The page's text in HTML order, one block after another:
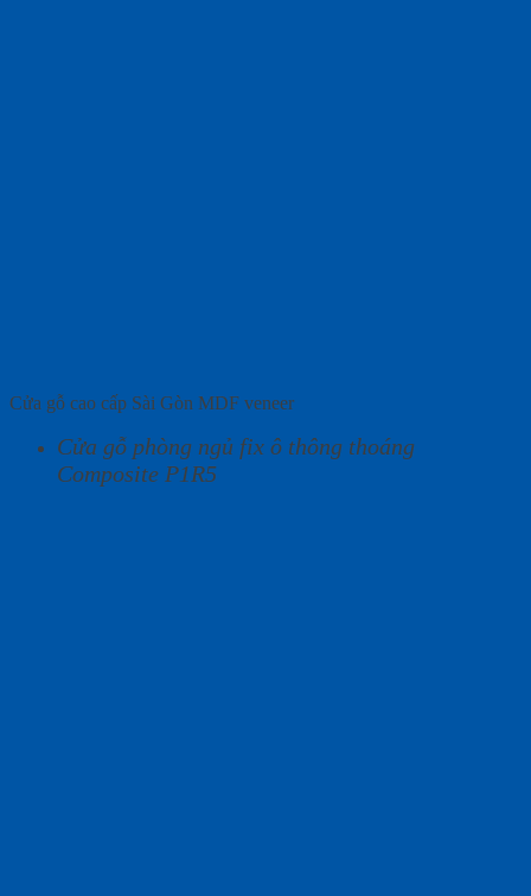
Cửa gỗ cao cấp Sài Gòn MDF veneer
Cửa gỗ phòng ngủ fix ô thông thoáng
Composite P1R5